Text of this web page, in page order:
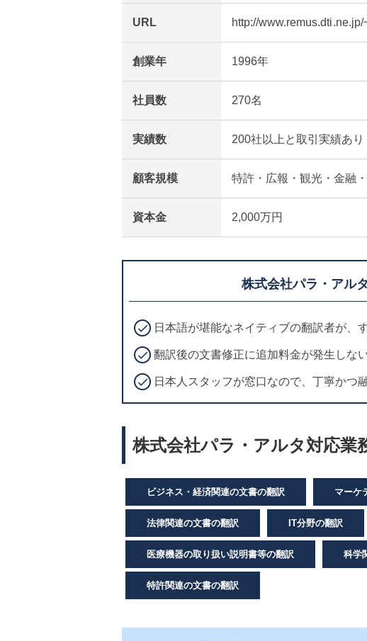
URL http://www.remus.dti.ne.jp/
創業年 1996年
社員数 270名
実績数 200社以上と取引実績あり
顧客規模 特許・広報・観光・金融
資本金 2,000万円
株式会社パラ・アル
日本語が堪能なネイティブの翻訳者が、
翻訳後の文書修正に追加料金が発生しな
日本人スタッフが窓口なので、丁寧かつ
株式会社パラ・アルタ対応業
ビジネス・経済関連の文書の翻訳 マーケ
法律関連の文書の翻訳 IT分野の翻訳
医療機器の取り扱い説明書等の翻訳 科学
特許関連の文書の翻訳